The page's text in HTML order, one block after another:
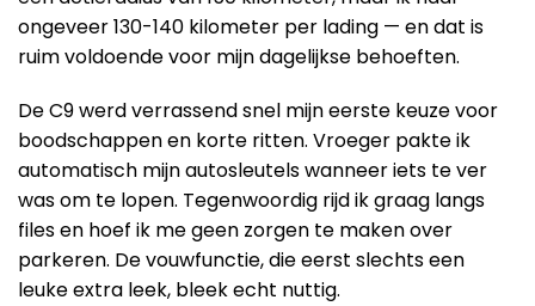
ongeveer 130-140 kilometer per lading — en dat is
ruim voldoende voor mijn dagelijkse behoeften.
De C9 werd verrassend snel mijn eerste keuze voor
boodschappen en korte ritten. Vroeger pakte ik
automatisch mijn autosleutels wanneer iets te ver
was om te lopen. Tegenwoordig rijd ik graag langs
files en hoef ik me geen zorgen te maken over
parkeren. De vouwfunctie, die eerst slechts een
leuke extra leek, bleek echt nuttig.